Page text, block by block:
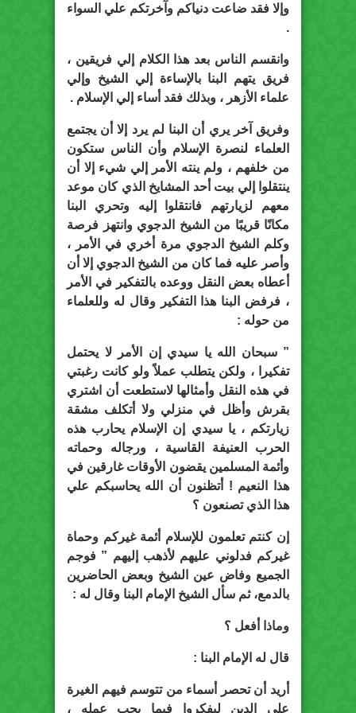
وإلا فقد ضاعت دنياكم وآخرتكم علي السواء
.
وانقسم الناس بعد هذا الكلام إلي فريقين ،
فريق يتهم البنا بالإساءة إلي الشيخ وإلي
علماء الأزهر ، وبذلك فقد أساء إلي الإسلام .
وفريق آخر يري أن البنا لم يرد إلا أن يجتمع
العلماء لنصرة الإسلام وأن الناس ستكون
من خلفهم ، ولم ينته الأمر إلي شيء إلا أن
ينتقلوا إلي بيت أحد المشايخ الذي كان موعد
معهم لزيارتهم فانتقلوا إليه وتحري البنا
مكانًا قريبًا من الشيخ الدجوي وانتهز فرصة
وكلم الشيخ الدجوي مرة أخري في الأمر ،
وأصر عليه فما كان من الشيخ الدجوي إلا أن
أعطاه بعض النقل ووعده بالتفكير في الأمر
، فرفض البنا هذا التفكير وقال له وللعلماء
من حوله :
” سبحان الله يا سيدي إن الأمر لا يحتمل
تفكيرا ، ولكن يتطلب عملاً ولو كانت رغبتي
في هذه النقل وأمثالها لاستطعت أن اشتري
بقرش وأظل في منزلي ولا أتكلف مشقة
زيارتكم ، يا سيدي إن الإسلام يحارب هذه
الحرب العنيفة القاسية ، ورجاله وحماته
وأئمة المسلمين يقضون الأوقات غارقين في
هذا النعيم ! أتظنون أن الله يحاسبكم علي
هذا الذي تصنعون ؟
إن كنتم تعلمون للإسلام أئمة غيركم وحماة
غيركم فدلوني عليهم لأذهب إليهم ” فوجم
الجميع وفاض عين الشيخ وبعض الحاضرين
بالدمع، ثم سأل الشيخ الإمام البنا وقال له :
وماذا أفعل ؟
قال له الإمام البنا :
أريد أن تحصر أسماء من تتوسم فيهم الغيرة
علي الدين ليفكروا فيما يجب عمله ،